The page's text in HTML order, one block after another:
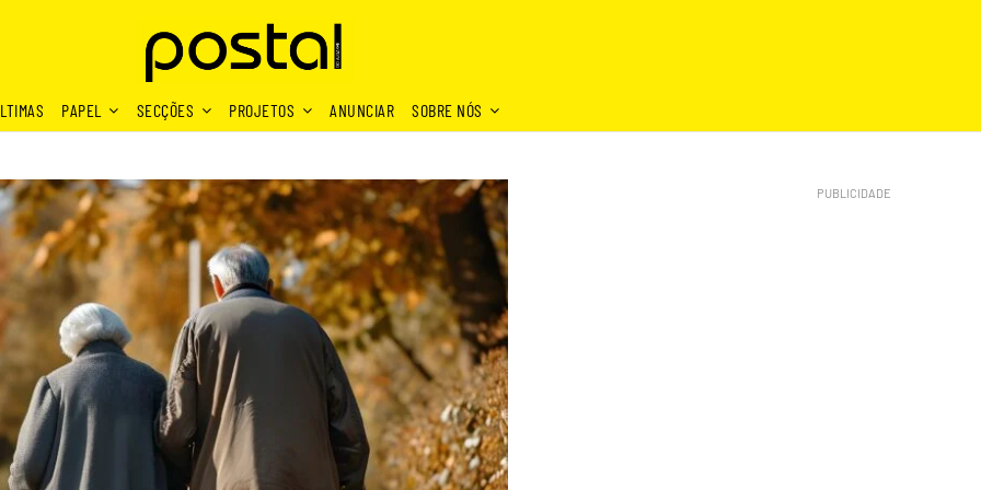
PAPEL SECÇÕES PROJETOS ANUNCIAR SOBRE NÓS